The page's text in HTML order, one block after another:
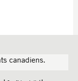
canadiens.